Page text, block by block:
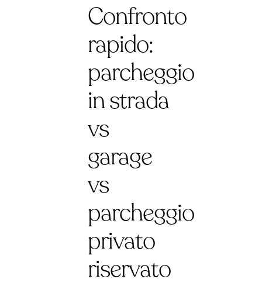
Confronto
rapido:
parcheggio
in strada
vs
garage
vs
parcheggio
privato
riservato